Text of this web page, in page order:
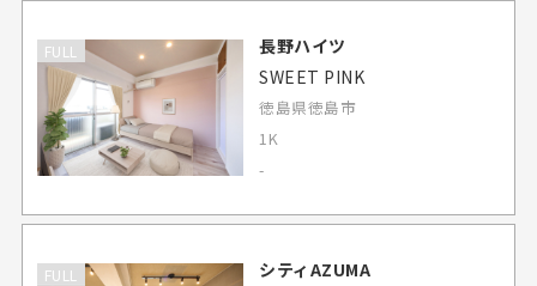
FULL
長野ハイツ
SWEET PINK
徳島県徳島市
1K
-
FULL
シティAZUMA